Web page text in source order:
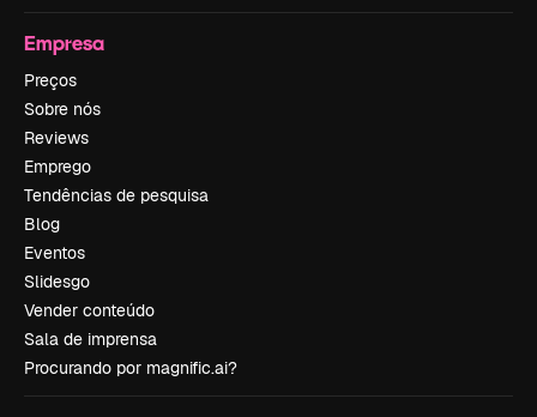
Empresa
Preços
Sobre nós
Reviews
Emprego
Tendências de pesquisa
Blog
Eventos
Slidesgo
Vender conteúdo
Sala de imprensa
Procurando por magnific.ai?